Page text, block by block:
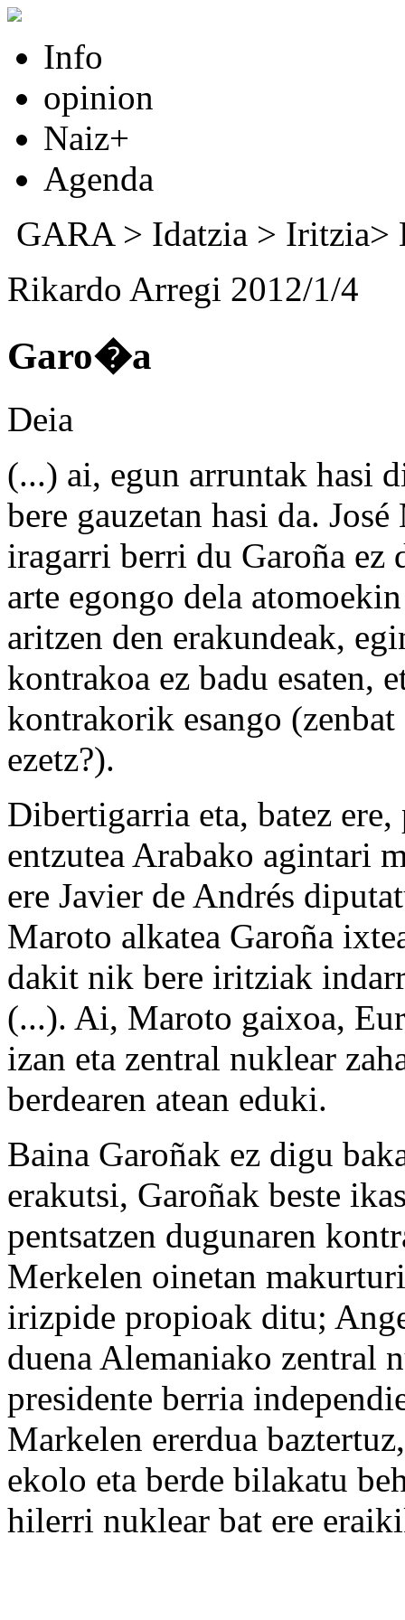
Info
opinion
Naiz+
Agenda
GARA> Idatzia > Iritzia>
Rikardo Arregi 2012/1/4
Garo�a
Deia
(...) ai, egun arruntak hasi
bere gauzetan hasi da.
iragarri berri du Garoña ez
arte egongo dela
aritzen den erakundeak,
kontrakoa ez badu esaten,
kontrakorik esango
ezetz?).
Dibertigarria eta, batez
entzutea Arabako agintari
ere Javier de Andrés
Maroto alkatea Garoña
dakit nik bere iritziak
(...). Ai, Maroto gaixoa,
izan eta zentral nuklear
berdearen atean eduki.
Baina Garoñak ez digu
erakutsi, Garoñak beste
pentsatzen dugunaren
Merkelen oinetan
irizpide propioak ditu;
duena Alemaniako zentral
presidente berria
Markelen ererdua
ekolo eta berde bilakatu
hilerri nuklear bat ere